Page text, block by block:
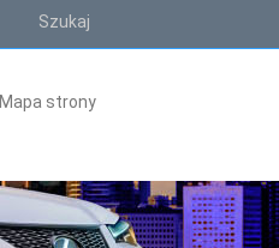
Szukaj
Mapa strony